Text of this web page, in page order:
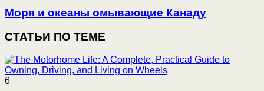
Моря и океаны омывающие Канаду
СТАТЬИ ПО ТЕМЕ
6